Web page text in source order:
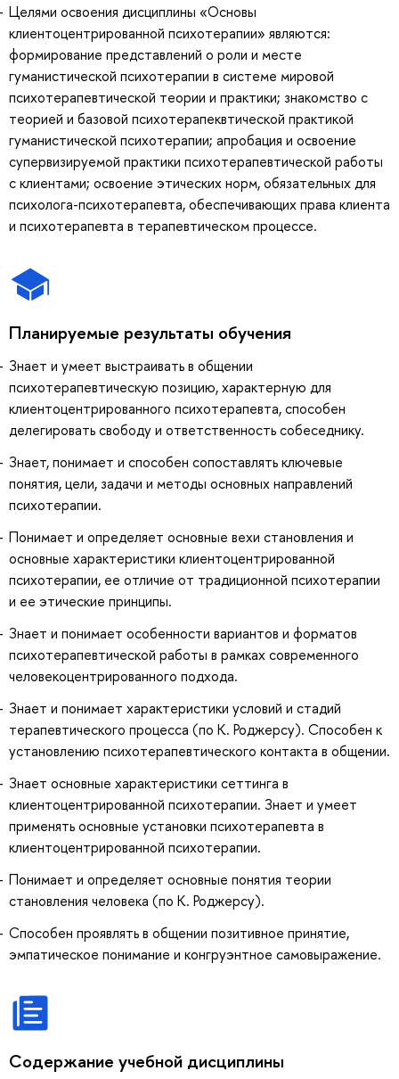
Целями освоения дисциплины «Основы
клиентоцентрированной психотерапии» являются:
формирование представлений о роли и месте
гуманистической психотерапии в системе мировой
психотерапевтической теории и практики; знакомство с
теорией и базовой психотерапеквтической практикой
гуманистической психотерапии; апробация и освоение
супервизируемой практики психотерапевтической работы
с клиентами; освоение этических норм, обязательных для
психолога-психотерапевта, обеспечивающих права клиента
и психотерапевта в терапевтическом процессе.
Планируемые результаты обучения
Знает и умеет выстраивать в общении
психотерапевтическую позицию, характерную для
клиентоцентрированного психотерапевта, способен
делегировать свободу и ответственность собеседнику.
Знает, понимает и способен сопоставлять ключевые
понятия, цели, задачи и методы основных направлений
психотерапии.
Понимает и определяет основные вехи становления и
основные характеристики клиентоцентрированной
психотерапии, ее отличие от традиционной психотерапии
и ее этические принципы.
Знает и понимает особенности вариантов и форматов
психотерапевтической работы в рамках современного
человекоцентрированного подхода.
Знает и понимает характеристики условий и стадий
терапевтического процесса (по К. Роджерсу). Способен к
установлению психотерапевтического контакта в общении.
Знает основные характеристики сеттинга в
клиентоцентрированной психотерапии. Знает и умеет
применять основные установки психотерапевта в
клиентоцентрированной психотерапии.
Понимает и определяет основные понятия теории
становления человека (по К. Роджерсу).
Способен проявлять в общении позитивное принятие,
эмпатическое понимание и конгруэнтное самовыражение.
Содержание учебной дисциплины